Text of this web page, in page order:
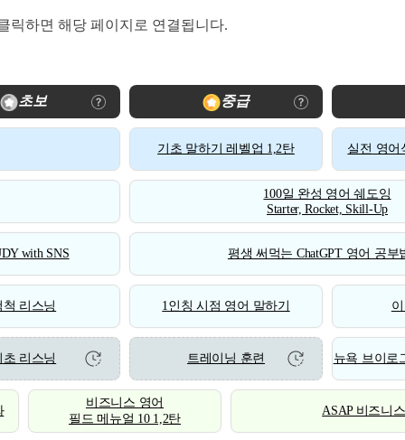
릭하면 해당 페이지로 연결됩니다.
초보 중급
기초 말하기 레벨업 1,2탄 실전 영어
100일 완성 영어 쉐도잉
Starter, Rocket, Skill-Up
with SNS 평생 써먹는 ChatGPT 영어 공부
척 리스닝 1인칭 시점 영어 말하기
초 리스닝 트레이닝 훈련 뉴욕 브이로
비즈니스 영어
필드 메뉴얼 10 1,2탄
ASAP 비즈니